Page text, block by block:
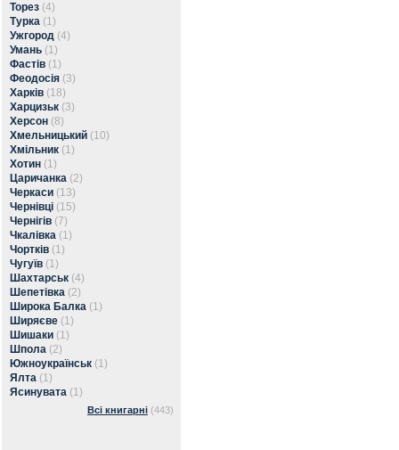
Торез (4)
Турка (1)
Ужгород (4)
Умань (1)
Фастів (1)
Феодосія (3)
Харків (18)
Харцизьк (3)
Херсон (8)
Хмельницький (10)
Хмільник (1)
Хотин (1)
Царичанка (2)
Черкаси (13)
Чернівці (15)
Чернігів (7)
Чкалівка (1)
Чортків (1)
Чугуїв (1)
Шахтарськ (4)
Шепетівка (2)
Широка Балка (1)
Ширяєве (1)
Шишаки (1)
Шпола (2)
Южноукраїнськ (1)
Ялта (1)
Ясинувата (1)
Всі книгарні (443)